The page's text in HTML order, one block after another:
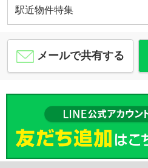
駅近物件特集
メールで共有する